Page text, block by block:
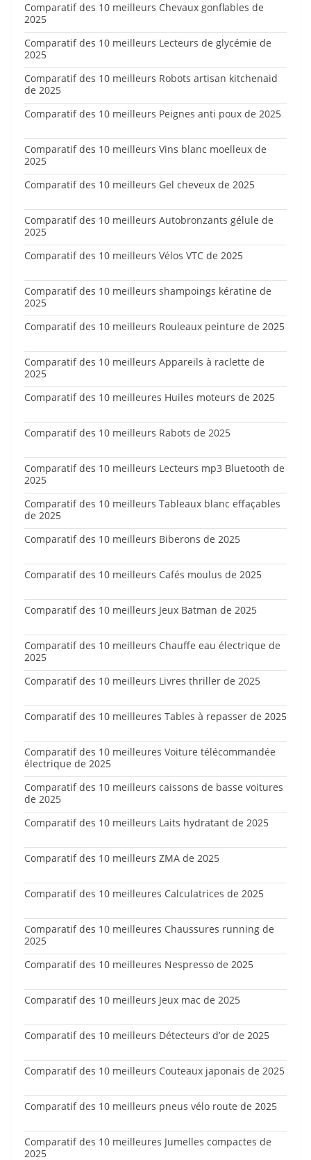
Comparatif des 10 meilleurs Chevaux gonflables de
2025
Comparatif des 10 meilleurs Lecteurs de glycémie de
2025
Comparatif des 10 meilleurs Robots artisan kitchenaid
de 2025
Comparatif des 10 meilleurs Peignes anti poux de 2025
Comparatif des 10 meilleurs Vins blanc moelleux de
2025
Comparatif des 10 meilleurs Gel cheveux de 2025
Comparatif des 10 meilleurs Autobronzants gélule de
2025
Comparatif des 10 meilleurs Vélos VTC de 2025
Comparatif des 10 meilleurs shampoings kératine de
2025
Comparatif des 10 meilleurs Rouleaux peinture de 2025
Comparatif des 10 meilleurs Appareils à raclette de
2025
Comparatif des 10 meilleures Huiles moteurs de 2025
Comparatif des 10 meilleurs Rabots de 2025
Comparatif des 10 meilleurs Lecteurs mp3 Bluetooth de
2025
Comparatif des 10 meilleurs Tableaux blanc effaçables
de 2025
Comparatif des 10 meilleurs Biberons de 2025
Comparatif des 10 meilleurs Cafés moulus de 2025
Comparatif des 10 meilleurs Jeux Batman de 2025
Comparatif des 10 meilleurs Chauffe eau électrique de
2025
Comparatif des 10 meilleurs Livres thriller de 2025
Comparatif des 10 meilleures Tables à repasser de 2025
Comparatif des 10 meilleures Voiture télécommandée
électrique de 2025
Comparatif des 10 meilleurs caissons de basse voitures
de 2025
Comparatif des 10 meilleurs Laits hydratant de 2025
Comparatif des 10 meilleurs ZMA de 2025
Comparatif des 10 meilleures Calculatrices de 2025
Comparatif des 10 meilleures Chaussures running de
2025
Comparatif des 10 meilleures Nespresso de 2025
Comparatif des 10 meilleurs Jeux mac de 2025
Comparatif des 10 meilleurs Détecteurs d’or de 2025
Comparatif des 10 meilleurs Couteaux japonais de 2025
Comparatif des 10 meilleurs pneus vélo route de 2025
Comparatif des 10 meilleures Jumelles compactes de
2025